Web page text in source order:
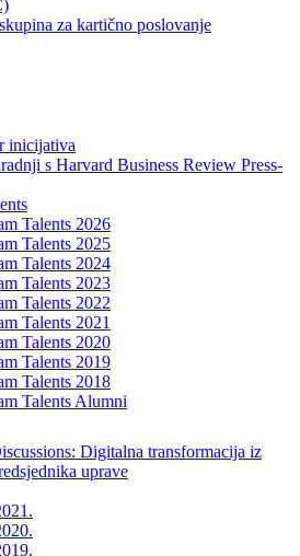
za kartično poslovanje
inicijativa
s Harvard Business Review Press-
Talents 2026
Talents 2025
Talents 2024
Talents 2023
Talents 2022
Talents 2021
Talents 2020
Talents 2019
Talents 2018
Talents Alumni
Digitalna transformacija iz
uprave